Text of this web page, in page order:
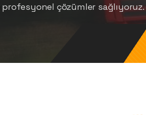
profesyonel çözümler sağlıyoruz.